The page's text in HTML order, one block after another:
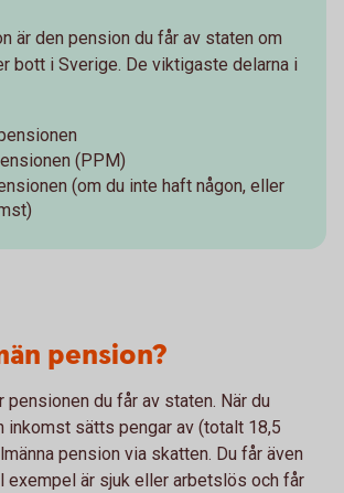
är den pension du får av staten om
bott i Sverige. De viktigaste delarna i
(PPM)
(om du inte haft någon, eller
pension?
pensionen du får av staten. När du
inkomst sätts pengar av (totalt 18,5
pension via skatten. Du får även
exempel är sjuk eller arbetslös och får